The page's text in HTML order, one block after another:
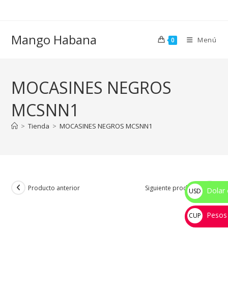
Mango Habana 0 Menú
MOCASINES NEGROS
MCSNN1
> Tienda > MOCASINES NEGROS MCSNN1
Producto anterior Siguiente producto
USD
$
Dolar
CUP
💰
Pesos